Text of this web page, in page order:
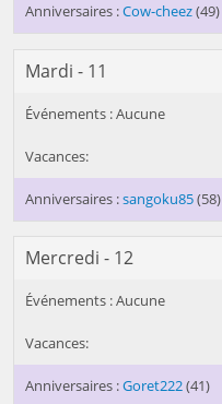
Cow-cheez(49)
Mardi - 11
sangoku85(58)
Mercredi - 12
Goret222(41)